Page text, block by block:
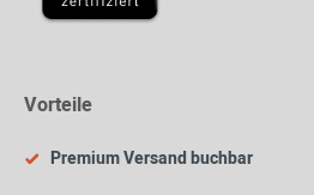
Vorteile
Premium Versand buchbar